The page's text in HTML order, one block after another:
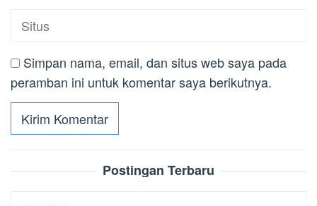
Simpan nama, email, dan situs web saya pada
peramban ini untuk komentar saya berikutnya.
Postingan Terbaru